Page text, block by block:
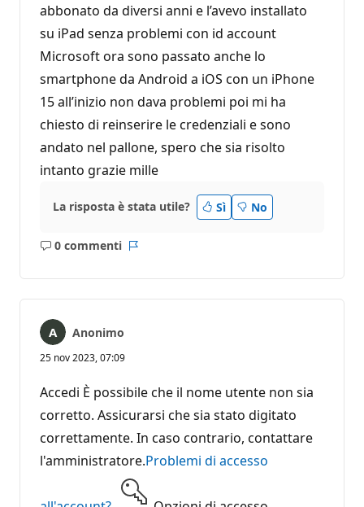
abbonato da diversi anni e l’avevo installato
su iPad senza problemi con id account
Microsoft ora sono passato anche lo
smartphone da Android a iOS con un iPhone
15 all’inizio non dava problemi poi mi ha
chiesto di reinserire le credenziali e sono
andato nel pallone, spero che sia risolto
intanto grazie mille
La risposta è stata utile? Sì No
0 commenti
Nessun
Anonimo
25 nov 2023, 07:09
Accedi È possibile che il nome utente non sia
corretto. Assicurarsi che sia stato digitato
correttamente. In caso contrario, contattare
l'amministratore.Problemi di accesso